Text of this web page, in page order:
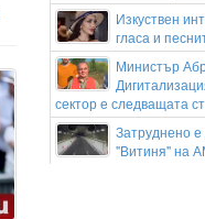
Изкуствен
гласа и
Министър
сектор е следващата
Затруднено
"Витиня" на